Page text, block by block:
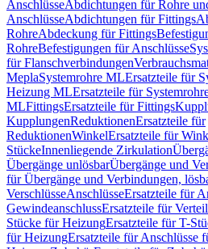
AnschlüsseAbdichtungen für Rohre
AnschlüsseAbdichtungen für Fittings
RohreAbdeckung für Fittings
RohreBefestigungen für Anschlüsse
für Flanschverbindungen
MeplaSystemrohre MLErsatzteile für
Heizung MLErsatzteile für
MLFittingsErsatzteile für Fittings
KupplungenReduktionenErsatzteile für
ReduktionenWinkelErsatzteile für
StückeInnenliegende Zirkulation
Übergänge unlösbarÜbergänge und
für Übergänge und Verbindungen,
VerschlüsseAnschlüsseErsatzteile für
GewindeanschlussErsatzteile für
Stücke für HeizungErsatzteile für T-
für HeizungErsatzteile für Anschlüsse